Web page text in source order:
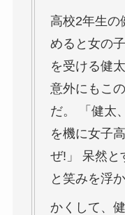
高校2年生の
めると女の
を受ける健
意外にもこ
だ。 「健太
を機に女子
ぜ!」 呆然と
と笑みを浮か
かくして、